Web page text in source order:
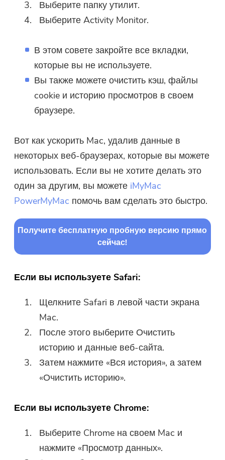
Выберите папку утилит.
Выберите Activity Monitor.
В этом совете закройте все вкладки,
которые вы не используете.
Вы также можете очистить кэш, файлы
cookie и историю просмотров в своем
браузере.
Вот как ускорить Mac, удалив данные в
некоторых веб-браузерах, которые вы можете
использовать. Если вы не хотите делать это
один за другим, вы можете iMyMac
PowerMyMac помочь вам сделать это быстро.
Получите бесплатную пробную версию прямо
сейчас!
Если вы используете Safari:
Щелкните Safari в левой части экрана
Mac.
После этого выберите Очистить
историю и данные веб-сайта.
Затем нажмите «Вся история», а затем
«Очистить историю».
Если вы используете Chrome:
Выберите Chrome на своем Mac и
нажмите «Просмотр данных».